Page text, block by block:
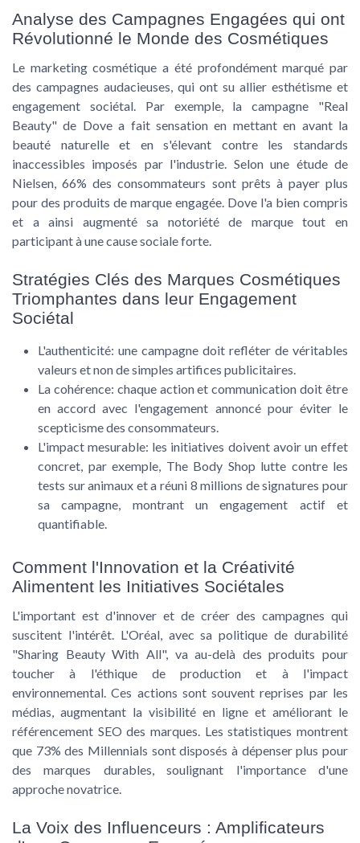
Analyse des Campagnes Engagées qui ont
Révolutionné le Monde des Cosmétiques
Le marketing cosmétique a été profondément marqué par
des campagnes audacieuses, qui ont su allier esthétisme et
engagement sociétal. Par exemple, la campagne "Real
Beauty" de Dove a fait sensation en mettant en avant la
beauté naturelleet en s'élevant contre les standards
inaccessibles imposés par l'industrie. Selon une étude de
Nielsen, 66% des consommateurs sont prêts à payer plus
pour des produits de marque engagée. Dove l'a bien compris
et a ainsi augmenté sa notoriété de marque tout en
participant à une cause sociale forte.
Stratégies Clés des Marques Cosmétiques
Triomphantes dans leur Engagement
Sociétal
L'authenticité: une campagne doit refléter de véritables
valeurs et non de simples artifices publicitaires.
La cohérence: chaque action et communication doit être
en accord avec l'engagement annoncé pour éviter le
scepticismedes consommateurs.
L'impact mesurable: les initiatives doivent avoir un effet
concret, par exemple, The Body Shop lutte contre les
tests sur animaux et a réuni 8 millions de signatures pour
sa campagne, montrant un engagement actif et
quantifiable.
Comment l'Innovation et la Créativité
Alimentent les Initiatives Sociétales
L'important est d'innover et de créer des campagnes qui
suscitent l'intérêt. L'Oréal, avec sa politique de durabilité
"Sharing Beauty With All", va au-delà des produits pour
toucher à l'éthique de production et à l'impact
environnemental . Ces actions sont souvent reprises par les
médias, augmentant la visibilité en ligne et améliorant le
référencement SEO des marques. Les statistiques montrent
que 73% des Millennials sont disposés à dépenser plus pour
des marques durables, soulignant l'importance d'une
approche novatrice.
La Voix des Influenceurs : Amplificateurs